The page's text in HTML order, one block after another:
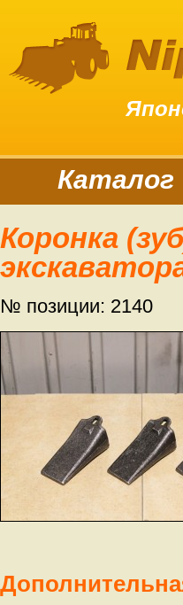
Каталог
Коронка (зуб) ковша (зубья ковша)
№ позиции: 2140